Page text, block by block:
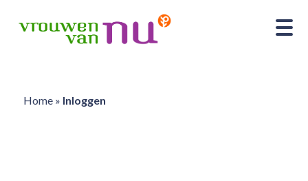
Home» Inloggen